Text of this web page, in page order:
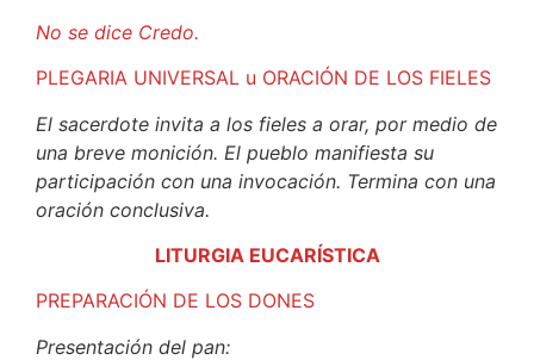
No se dice Credo.
PLEGARIA UNIVERSAL u ORACIÓN DE LOS FIELES
El sacerdote invita a los fieles a orar, por medio de
una breve monición. El pueblo manifiesta su
participación con una invocación. Termina con una
oración conclusiva.
LITURGIA EUCARÍSTICA
PREPARACIÓN DE LOS DONES
Presentación del pan: